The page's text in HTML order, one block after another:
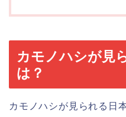
カモノハシが見
は？
カモノハシが見られる日